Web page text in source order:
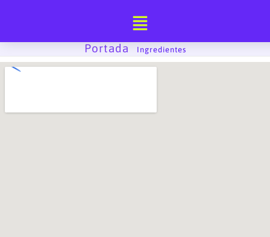
Portada
Ingredientes